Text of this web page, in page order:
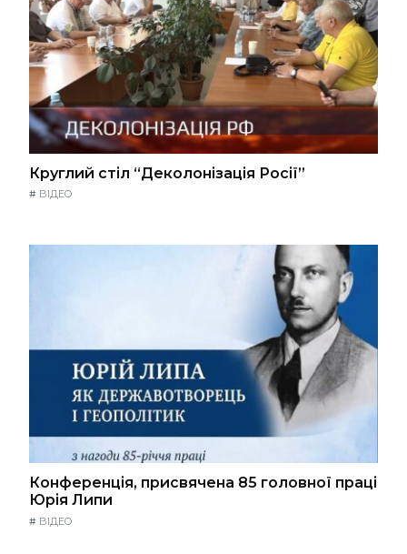
Круглий стіл “Деколонізація Росії”
# ВІДЕО
Конференція, присвячена 85 головної праці
Юрія Липи
# ВІДЕО